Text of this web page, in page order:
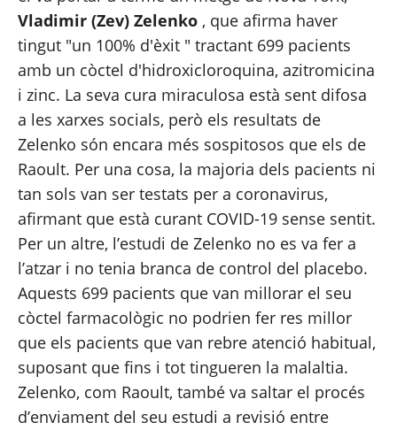
Vladimir (Zev) Zelenko , que afirma haver
tingut "un 100% d'èxit " tractant 699 pacients
amb un còctel d'hidroxicloroquina, azitromicina
i zinc. La seva cura miraculosa està sent difosa
a les xarxes socials, però els resultats de
Zelenko són encara més sospitosos que els de
Raoult. Per una cosa, la majoria dels pacients ni
tan sols van ser testats per a coronavirus,
afirmant que està curant COVID-19 sense sentit.
Per un altre, l’estudi de Zelenko no es va fer a
l’atzar i no tenia branca de control del placebo.
Aquests 699 pacients que van millorar el seu
còctel farmacològic no podrien fer res millor
que els pacients que van rebre atenció habitual,
suposant que fins i tot tingueren la malaltia.
Zelenko, com Raoult, també va saltar el procés
d’enviament del seu estudi a revisió entre